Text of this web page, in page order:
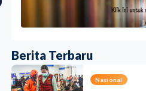
Berita Terbaru
Nasional